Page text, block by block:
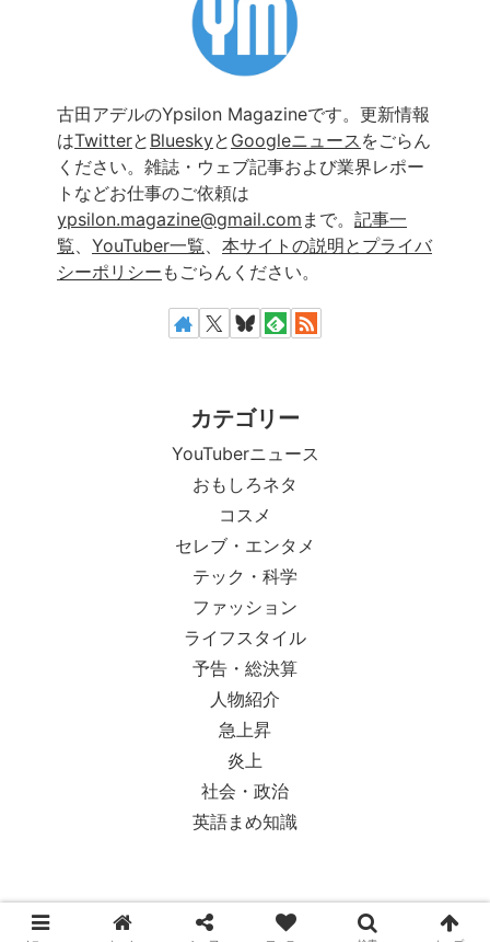
古田アデルのYpsilon Magazineです。更新情報
はTwitterと Blueskyと Googleニュース をごらん
ください。雑誌・ウェブ記事および業界レポー
トなどお仕事のご依頼は
ypsilon.magazine@gmail.com まで。 記事一
覧、 YouTuber一覧、 本サイトの説明とプライバ
シーポリシー もごらんください。
カテゴリー
YouTuberニュース
おもしろネタ
コスメ
セレブ・エンタメ
テック・科学
ファッション
ライフスタイル
予告・総決算
人物紹介
急上昇
炎上
社会・政治
英語まめ知識
© 2018-2026 Ypsilon Magazine.